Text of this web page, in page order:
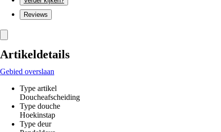
Reviews
Artikeldetails
Gebied overslaan
Type artikel
Doucheafscheiding
Type douche
Hoekinstap
Type deur